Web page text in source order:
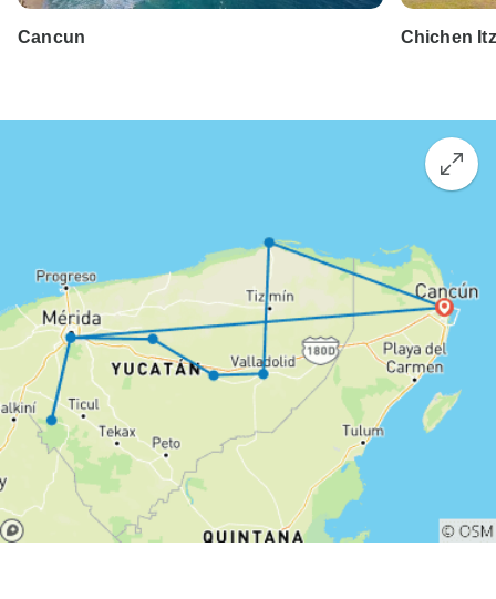
Cancun Chichen